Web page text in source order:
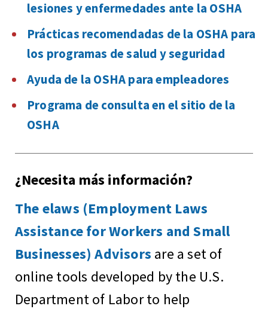
lesiones y enfermedades ante la OSHA
Prácticas recomendadas de la OSHA para
los programas de salud y seguridad
Ayuda de la OSHA para empleadores
Programa de consulta en el sitio de la
OSHA
¿Necesita más información?
The elaws (Employment Laws
Assistance for Workers and Small
Businesses) Advisors are a set of
online tools developed by the U.S.
Department of Labor to help